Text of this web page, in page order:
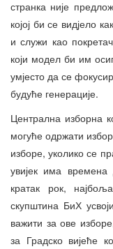
странка није
којој би се видјело
и служи као
који модел би им
умјесто да се
будуће генерације.
Централна изборна
могуће одржати
изборе, уколико се
увијек има
кратак рок,
скупштина БиХ
важити за ове
за Градско вијеће